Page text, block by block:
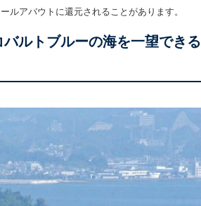
アバウトに還元されることがあります。
ルトブルーの海を一望できる